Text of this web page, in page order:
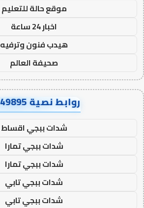
موقع حالة للتعليم
اخبار 24 ساعة
هيدب فنون وترفيه
صحيفة العالم
روابط نصية AA49895
شدات ببجي اقساط
شدات ببجي تمارا
شدات ببجي تمارا
شدات ببجي تابي
شدات ببجي تابي